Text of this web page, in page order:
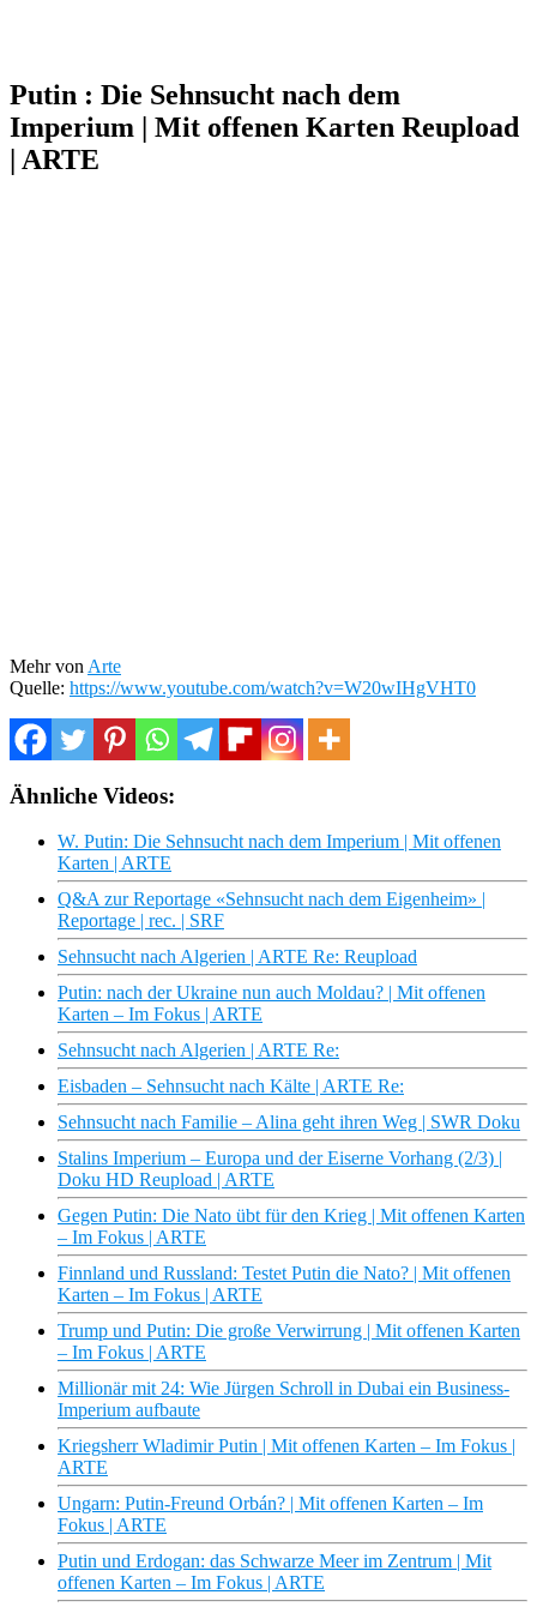
Putin : Die Sehnsucht nach dem
Imperium | Mit offenen Karten Reupload
| ARTE
Mehr von Arte
Quelle: https://www.youtube.com/watch?v=W20wIHgVHT0
Ähnliche Videos:
W. Putin: Die Sehnsucht nach dem Imperium | Mit offenen
Karten | ARTE
Q&A zur Reportage «Sehnsucht nach dem Eigenheim» |
Reportage | rec. | SRF
Sehnsucht nach Algerien | ARTE Re: Reupload
Putin: nach der Ukraine nun auch Moldau? | Mit offenen
Karten – Im Fokus | ARTE
Sehnsucht nach Algerien | ARTE Re:
Eisbaden – Sehnsucht nach Kälte | ARTE Re:
Sehnsucht nach Familie – Alina geht ihren Weg | SWR Doku
Stalins Imperium – Europa und der Eiserne Vorhang (2/3) |
Doku HD Reupload | ARTE
Gegen Putin: Die Nato übt für den Krieg | Mit offenen Karten
– Im Fokus | ARTE
Finnland und Russland: Testet Putin die Nato? | Mit offenen
Karten – Im Fokus | ARTE
Trump und Putin: Die große Verwirrung | Mit offenen Karten
– Im Fokus | ARTE
Millionär mit 24: Wie Jürgen Schroll in Dubai ein Business-
Imperium aufbaute
Kriegsherr Wladimir Putin | Mit offenen Karten – Im Fokus |
ARTE
Ungarn: Putin-Freund Orbán? | Mit offenen Karten – Im
Fokus | ARTE
Putin und Erdogan: das Schwarze Meer im Zentrum | Mit
offenen Karten – Im Fokus | ARTE